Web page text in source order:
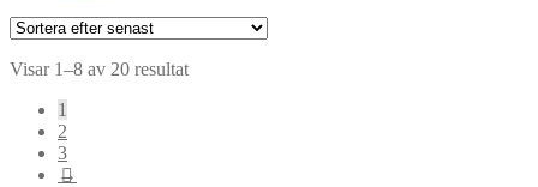
Visar 1–8 av 20 resultatSortera
1
2
3
→